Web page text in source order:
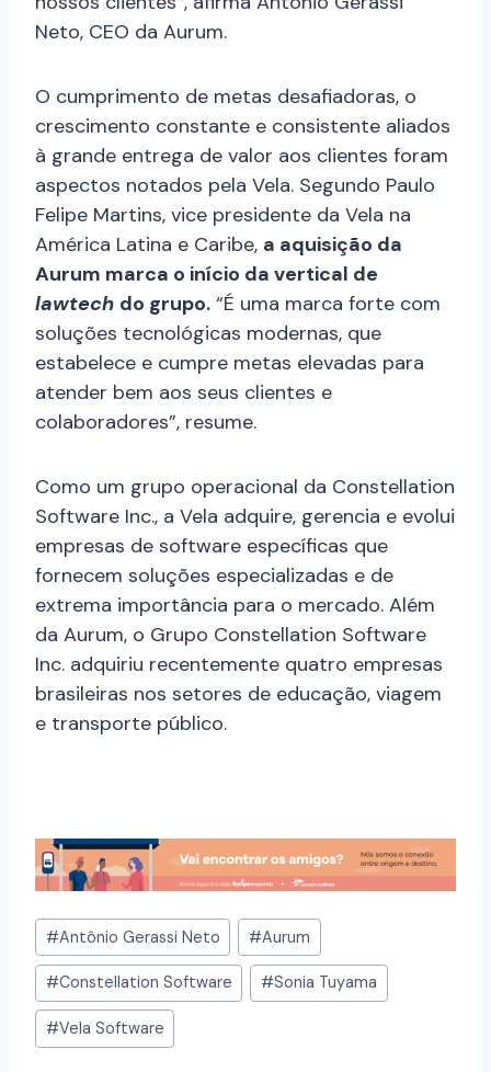
Neto, CEO da Aurum.
O cumprimento de metas desafiadoras, o
crescimento constante e consistente aliados
à grande entrega de valor aos clientes foram
aspectos notados pela Vela. Segundo Paulo
Felipe Martins, vice presidente da Vela na
América Latina e Caribe, a aquisição da
Aurum marca o início da vertical de
lawtech do grupo. “É uma marca forte com
soluções tecnológicas modernas, que
estabelece e cumpre metas elevadas para
atender bem aos seus clientes e
colaboradores”, resume.
Como um grupo operacional da Constellation
Software Inc., a Vela adquire, gerencia e evolui
empresas de software específicas que
fornecem soluções especializadas e de
extrema importância para o mercado. Além
da Aurum, o Grupo Constellation Software
Inc. adquiriu recentemente quatro empresas
brasileiras nos setores de educação, viagem
e transporte público.
#Antônio Gerassi Neto #Aurum
#Constellation Software #Sonia Tuyama
#Vela Software